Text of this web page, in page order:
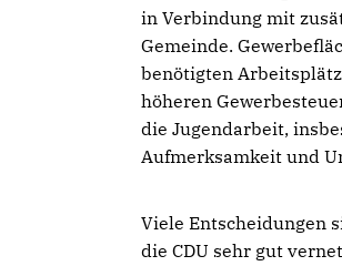
in Verbindung mit
Gemeinde.
benötigten
höheren
die Jugendarbeit,
Aufmerksamkeit und
Viele Entscheidungen
die CDU sehr gut